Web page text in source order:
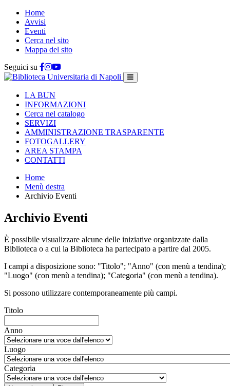
Home
Avvisi
Eventi
Cerca nel sito
Mappa del sito
Seguici su
LA BUN
INFORMAZIONI
Cerca nel catalogo
SERVIZI
AMMINISTRAZIONE TRASPARENTE
FOTOGALLERY
AREA STAMPA
CONTATTI
Home
Menù destra
Archivio Eventi
Archivio Eventi
È possibile visualizzare alcune delle iniziative organizzate dalla
Biblioteca o a cui la Biblioteca ha partecipato a partire dal 2005.
I campi a disposizione sono: "Titolo"; "Anno" (con menù a tendina);
"Luogo" (con menù a tendina); "Categoria" (con menù a tendina).
Si possono utilizzare contemporaneamente più campi.
Titolo
Anno
Luogo
Categoria